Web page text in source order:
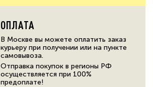
ОПЛАТА
В Москве вы можете оплатить заказ
курьеру при получении или на пункте
самовывоза.
Отправка покупок в регионы РФ
осуществляется при 100%
предоплате!